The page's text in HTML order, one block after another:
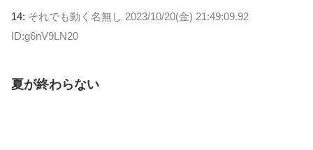
14: それでも動く名無し 2023/10/20(金) 21:49:09.92
ID:g6nV9LN20
夏が終わらない